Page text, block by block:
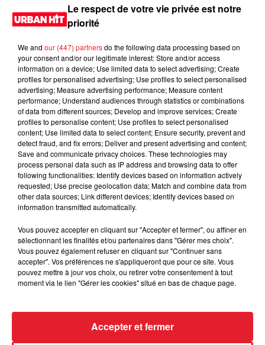
Une publication partagée par KALASH (@kalash972)
LES DERNIÈRES NEWS Voir plus
d'un homme prétendant être son fils
masculine dans sa bataille...
Le respect de votre vie privée est notre
priorité
We and our (447) partnersdo the following data processing based on
your consent and/or our legitimate interest: Store and/or access
information on a device; Use limited data to select advertising; Create
profiles for personalised advertising; Use profiles to select personalised
advertising; Measure advertising performance; Measure content
performance; Understand audiences through statistics or combinations
of data from different sources; Develop and improve services; Create
profiles to personalise content; Use profiles to select personalised
content; Use limited data to select content; Ensure security, prevent and
detect fraud, and fix errors; Deliver and present advertising and content;
Save and communicate privacy choices. These technologies may
process personal data such as IP address and browsing data to offer
following functionalities: Identify devices based on information actively
requested; Use precise geolocation data; Match and combine data from
other data sources; Link different devices; Identify devices based on
information transmitted automatically.
Vous pouvez accepter en cliquant sur "Accepter et fermer", ou affiner en
sélectionnant les finalités et/ou partenaires dans "Gérer mes choix".
Vous pouvez également refuser en cliquant sur "Continuer sans
accepter". Vos préférences ne s'appliqueront que pour ce site. Vous
pouvez mettre à jour vos choix, ou retirer votre consentement à tout
moment via le lien "Gérer les cookies" situé en bas de chaque page.
Accepter et fermer